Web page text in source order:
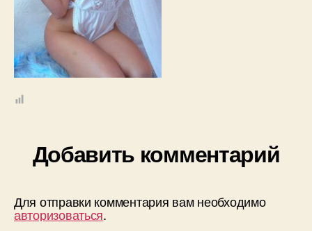
Добавить комментарий
Для отправки комментария вам необходимо
авторизоваться.